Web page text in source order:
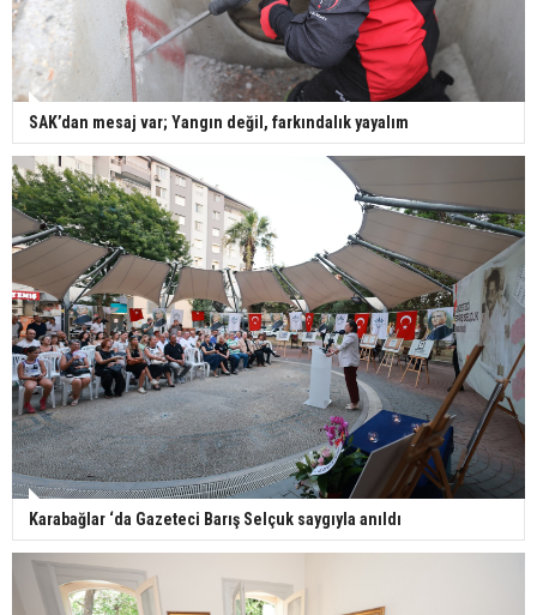
SAK’dan mesaj var; Yangın değil, farkındalık yayalım
Karabağlar ‘da Gazeteci Barış Selçuk saygıyla anıldı